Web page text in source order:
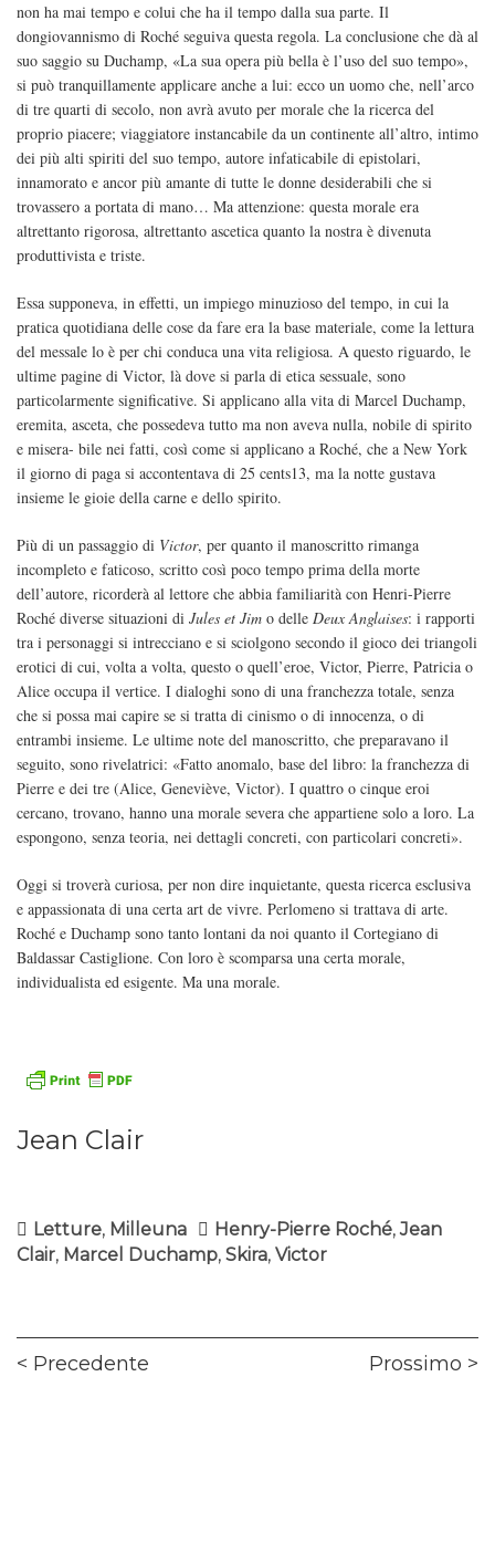
non ha mai tempo e colui che ha il tempo dalla sua parte. Il
dongiovannismo di Roché seguiva questa regola. La conclusione che dà al
suo saggio su Duchamp, «La sua opera più bella è l’uso del suo tempo»,
si può tranquillamente applicare anche a lui: ecco un uomo che, nell’arco
di tre quarti di secolo, non avrà avuto per morale che la ricerca del
proprio piacere; viaggiatore instancabile da un continente all’altro, intimo
dei più alti spiriti del suo tempo, autore infaticabile di epistolari,
innamorato e ancor più amante di tutte le donne desiderabili che si
trovassero a portata di mano… Ma attenzione: questa morale era
altrettanto rigorosa, altrettanto ascetica quanto la nostra è divenuta
produttivista e triste.
Essa supponeva, in effetti, un impiego minuzioso del tempo, in cui la
pratica quotidiana delle cose da fare era la base materiale, come la lettura
del messale lo è per chi conduca una vita religiosa. A questo riguardo, le
ultime pagine di Victor, là dove si parla di etica sessuale, sono
particolarmente significative. Si applicano alla vita di Marcel Duchamp,
eremita, asceta, che possedeva tutto ma non aveva nulla, nobile di spirito
e misera- bile nei fatti, così come si applicano a Roché, che a New York
il giorno di paga si accontentava di 25 cents13, ma la notte gustava
insieme le gioie della carne e dello spirito.
Più di un passaggio di Victor, per quanto il manoscritto rimanga
incompleto e faticoso, scritto così poco tempo prima della morte
dell’autore, ricorderà al lettore che abbia familiarità con Henri-Pierre
Roché diverse situazioni di Jules et Jim o delle Deux Anglaises: i rapporti
tra i personaggi si intrecciano e si sciolgono secondo il gioco dei triangoli
erotici di cui, volta a volta, questo o quell’eroe, Victor, Pierre, Patricia o
Alice occupa il vertice. I dialoghi sono di una franchezza totale, senza
che si possa mai capire se si tratta di cinismo o di innocenza, o di
entrambi insieme. Le ultime note del manoscritto, che preparavano il
seguito, sono rivelatrici: «Fatto anomalo, base del libro: la franchezza di
Pierre e dei tre (Alice, Geneviève, Victor). I quattro o cinque eroi
cercano, trovano, hanno una morale severa che appartiene solo a loro. La
espongono, senza teoria, nei dettagli concreti, con particolari concreti».
Oggi si troverà curiosa, per non dire inquietante, questa ricerca esclusiva
e appassionata di una certa art de vivre. Perlomeno si trattava di arte.
Roché e Duchamp sono tanto lontani da noi quanto il Cortegiano di
Baldassar Castiglione. Con loro è scomparsa una certa morale,
individualista ed esigente. Ma una morale.
Jean Clair
Letture, Milleuna Henry-Pierre Roché, Jean
Clair, Marcel Duchamp, Skira, Victor
Navigazione
Precedente Prossimo